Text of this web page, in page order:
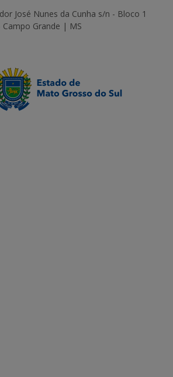
José Nunes da Cunha s/n - Bloco 1
Campo Grande | MS